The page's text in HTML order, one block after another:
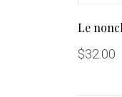
Le
$32.00